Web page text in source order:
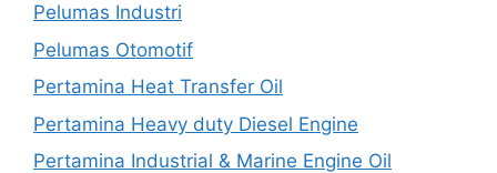
Pelumas Industri
Pelumas Otomotif
Pertamina Heat Transfer Oil
Pertamina Heavy duty Diesel Engine
Pertamina Industrial & Marine Engine Oil